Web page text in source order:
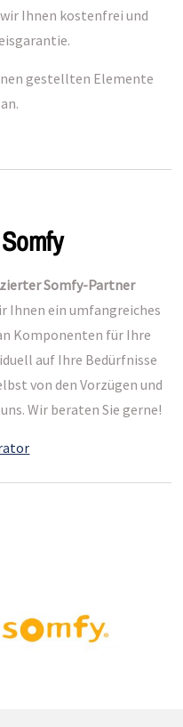
Ihnen kostenfrei und
gestellten Elemente
Somfy-Partner
Ihnen ein umfangreiches
Komponenten für Ihre
auf Ihre Bedürfnisse
von den Vorzügen und
Wir beraten Sie gerne!